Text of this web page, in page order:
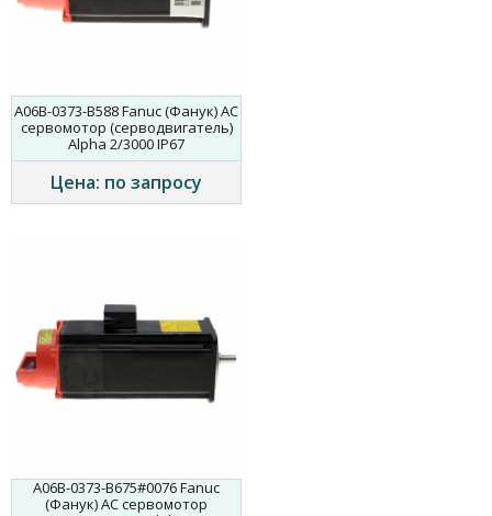
A06B-0373-B588 Fanuc (Фанук) AC
сервомотор (серводвигатель)
Alpha 2/3000 IP67
Цена: по запросу
A06B-0373-B675#0076 Fanuc
(Фанук) AC сервомотор